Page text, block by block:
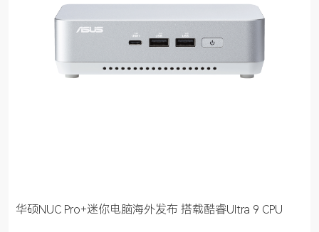
华硕NUC Pro+迷你电脑海外发布 搭载酷睿Ultra 9 CPU